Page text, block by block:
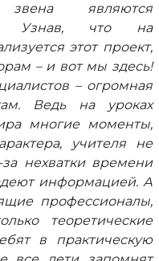
являются
Узнав, что на
этот проект,
– и вот мы здесь!
– огромная
Ведь на уроках
многие моменты,
учителя не
нехватки времени
информацией. А
профессионалы,
теоретические
в практическую